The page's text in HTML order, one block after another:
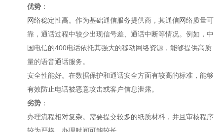
优势 ：
网络稳定性高。作为基础通信服务提供商，其通信网络质量可
靠，通话过程中较少出现信号差、通话中断等情况。例如，中
国电信的400电话依托其强大的移动网络资源，能够提供高质
量的语音通话服务。
安全性能好。在数据保护和通话安全方面有较高的标准，能够
有效防止电话被恶意攻击或客户信息泄露。
劣势 ：
办理流程相对复杂。需要提交较多的纸质材料，并且审核程序